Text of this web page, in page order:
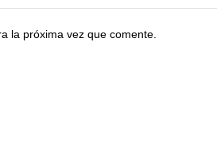
la próxima vez que comente.